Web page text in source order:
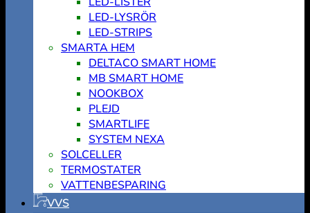
LED-LYSRÖR
LED-STRIPS
SMARTA HEM
DELTACO SMART HOME
MB SMART HOME
NOOKBOX
PLEJD
SMARTLIFE
SYSTEM NEXA
SOLCELLER
TERMOSTATER
VATTENBESPARING
VVS